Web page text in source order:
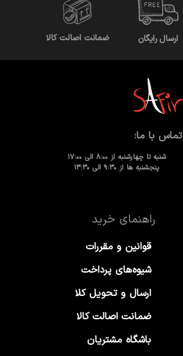
ارسال رایگان ضمانت اصالت کالا
تماس با ما:
شنبه تا چهارشنبه از 8:00 الی 17:00
پنجشنبه ها از 9:30 الی 13:30
راهنمای خرید
قوانین و مقررات
شیوه‌های پرداخت
ارسال و تحویل کلا
ضمانت اصالت کالا
باشگاه مشتریان